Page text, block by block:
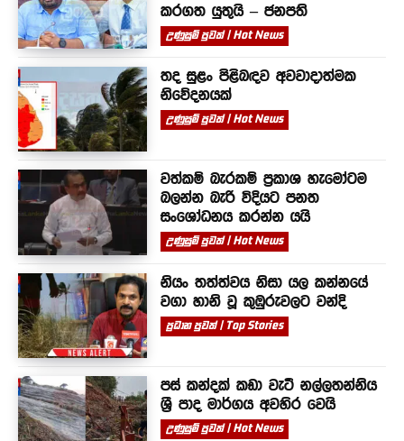
කරගත යුතුයි – ජනපති
උණුසුම් පුවත් | Hot News
තද සුළං පිළිබඳව අවවාදාත්මක
නිවේදනයක්
උණුසුම් පුවත් | Hot News
වත්කම් බැරකම් ප්‍රකාශ හැමෝටම
බලන්න බැරි විදියට පනත
සංශෝධනය කරන්න යයි
උණුසුම් පුවත් | Hot News
නියං තත්ත්වය නිසා යල කන්නයේ
වගා හානි වූ කුඹුරුවලට වන්දි
ප්‍රධාන පුවත් | Top Stories
පස් කන්දක් කඩා වැටී නල්ලතන්නිය
ශ්‍රී පාද මාර්ගය අවහිර වෙයි
උණුසුම් පුවත් | Hot News